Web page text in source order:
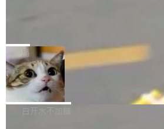
是把这段空隙补上。 回退到任何一次编辑
aDB 捕获 commit 之间的每一次操作，...
微软同期总资本开支的四成。 与亚马逊、
bet、微软以及 Meta 等传统科技巨头相比
ceXAI的资金消耗速度尤为引人瞩目。然而
撑庞大支出的资金来源却呈现出截然不同
貌。数据显示，微软和 Meta 主要依托充
一个在终端里运行的编程 agent；Muse
1.2，驱动这个 agent 的新模型。一句话概
你可以用 curl -fsSL https://dev.meta.ai/
sh | bash 安装一个能在大项目里自动规
代码、验证结果的 AI 终端工具。 据介绍
局
美团开源 LoHoSearch，用知识图谱校
准 AI 能力认知
机器出题的前提，是让机器拥有全局视野
构建流程可以分为四个环节：建图 → 控制
白开水不加糖